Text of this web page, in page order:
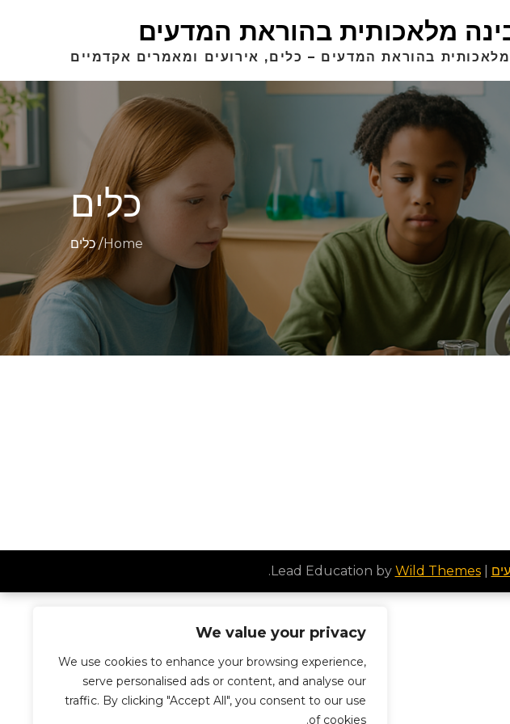
We value your privacy
We use cookies to enhance your browsing experience,
serve personalised ads or content, and analyse our
traffic. By clicking "Accept All", you consent to our use
of cookies.
מלאכותית בהוראת המדעים
מלאכותית בהוראת המדעים – כלים, אירועים ומאמרים אקדמיים
כלים
Home כלים
| Lead Education by
Wild Themes
.